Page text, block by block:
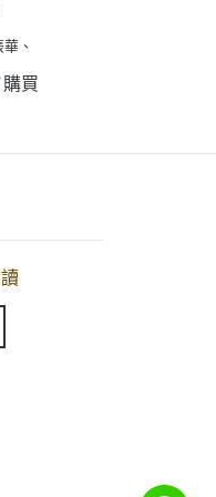
華 、
購買